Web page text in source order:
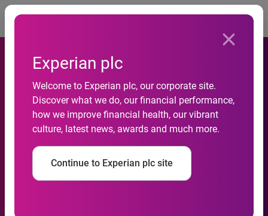
Experian plc
Welcome to Experian plc, our corporate site.
Discover what we do, our financial performance,
how we improve financial health, our vibrant
culture, latest news, awards and much more.
Continue to Experian plc site
Crédito às empresas
também sofrerá com aperto
monetário, aponta Serasa
Experian